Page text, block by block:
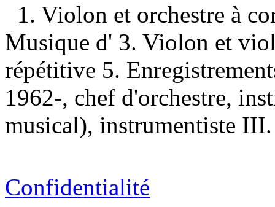
1. Violon et orchestre à
Musique d' 3. Violon et
répétitive 5.
1962-, chef d'orchestre,
musical), instrumentiste
Confidentialité